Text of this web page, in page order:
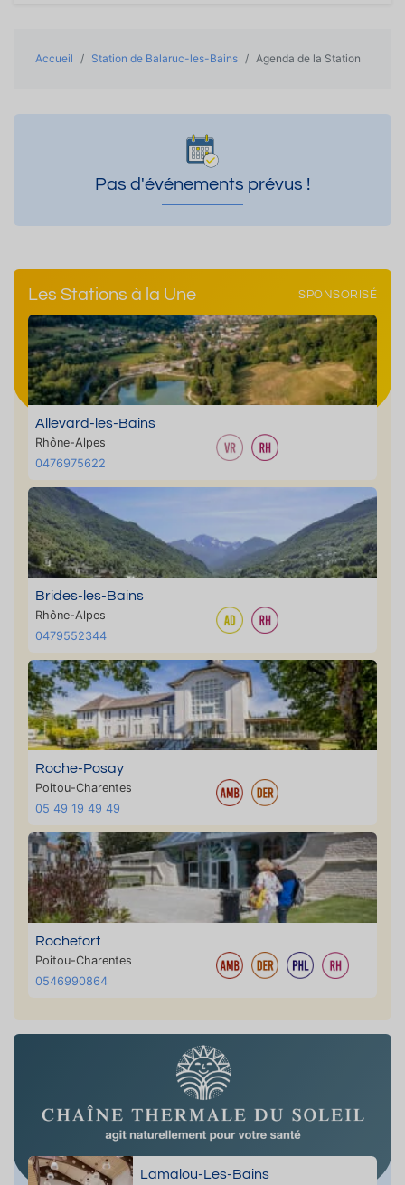
Accueil Station de Balaruc-les-Bains Agenda de la Station
Pas d'événements prévus !
Les Stations à la Une SPONSORISÉ
Allevard-les-Bains
Rhône-Alpes
0476975622
Brides-les-Bains
Rhône-Alpes
0479552344
Roche-Posay
Poitou-Charentes
05 49 19 49 49
Rochefort
Poitou-Charentes
0546990864
Lamalou-Les-Bains